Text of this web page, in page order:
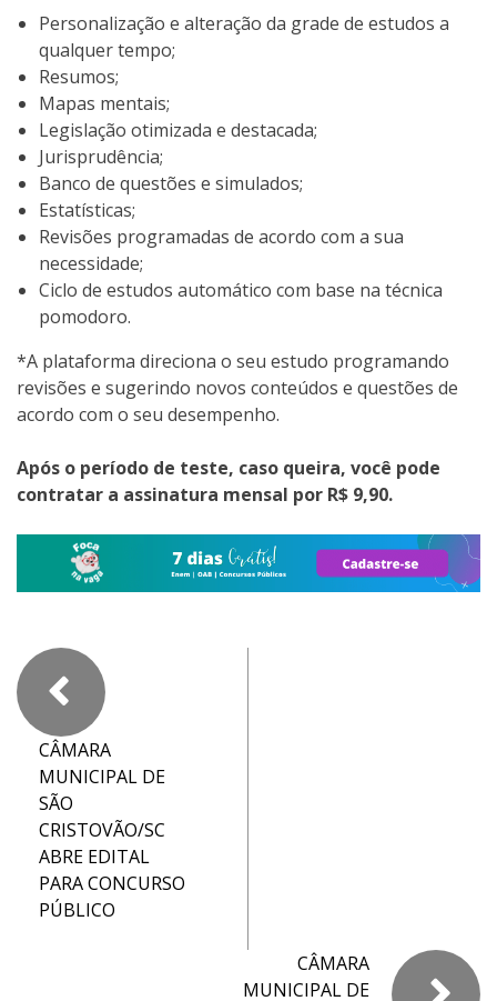
Personalização e alteração da grade de estudos a
qualquer tempo;
Resumos;
Mapas mentais;
Legislação otimizada e destacada;
Jurisprudência;
Banco de questões e simulados;
Estatísticas;
Revisões programadas de acordo com a sua
necessidade;
Ciclo de estudos automático com base na técnica
pomodoro.
*A plataforma direciona o seu estudo programando
revisões e sugerindo novos conteúdos e questões de
acordo com o seu desempenho.
Após o período de teste, caso queira, você pode
contratar a assinatura mensal por R$ 9,90.
CÂMARA
MUNICIPAL DE
SÃO
CRISTOVÃO/SC
ABRE EDITAL
PARA CONCURSO
PÚBLICO
CÂMARA
MUNICIPAL DE